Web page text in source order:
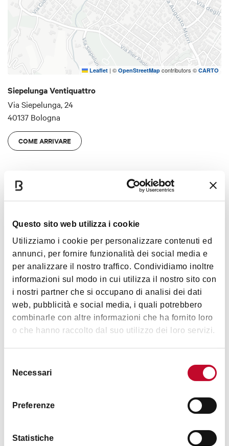
Questo sito web utilizza i cookie
Utilizziamo i cookie per personalizzare contenuti ed
annunci, per fornire funzionalità dei social media e
per analizzare il nostro traffico. Condividiamo inoltre
informazioni sul modo in cui utilizza il nostro sito con
i nostri partner che si occupano di analisi dei dati
web, pubblicità e social media, i quali potrebbero
combinarle con altre informazioni che ha fornito loro
o che hanno raccolto dal suo utilizzo dei loro servizi.
delNecessari
Preferenze
Statistiche
Leaflet | © OpenStreetMap contributors © CARTO
Siepelunga Ventiquattro
Via Siepelunga, 24
40137 Bologna
COME ARRIVARE
Dettagli
Servizi
Cucina aperta fino a tardi
Orari
18.00 - 20.00
Contatti